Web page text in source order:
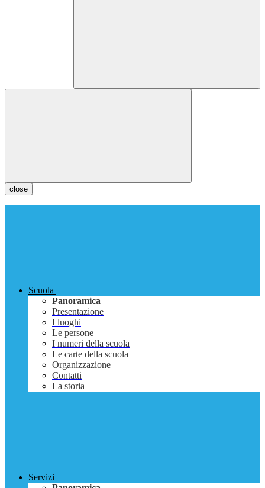
close
Scuola
Panoramica
Presentazione
I luoghi
Le persone
I numeri della scuola
Le carte della scuola
Organizzazione
Contatti
La storia
Servizi